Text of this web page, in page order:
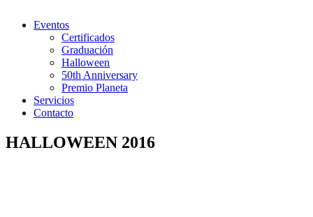
Eventos
Certificados
Graduación
Halloween
50th Anniversary
Premio Planeta
Servicios
Contacto
HALLOWEEN 2016